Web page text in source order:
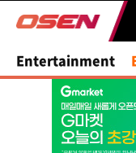
Entertainment